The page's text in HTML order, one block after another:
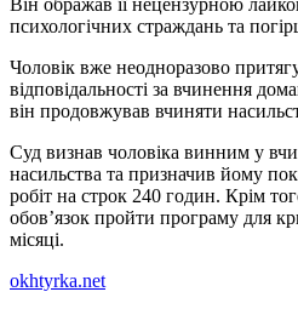
психологічних страждань та
Чоловік вже неодноразово
відповідальності за вчинення
він продовжував вчиняти
Суд визнав чоловіка винним у
насильства та призначив йому
робіт на строк 240 годин. Крім
обов’язок пройти програму для
місяці.
okhtyrka.net